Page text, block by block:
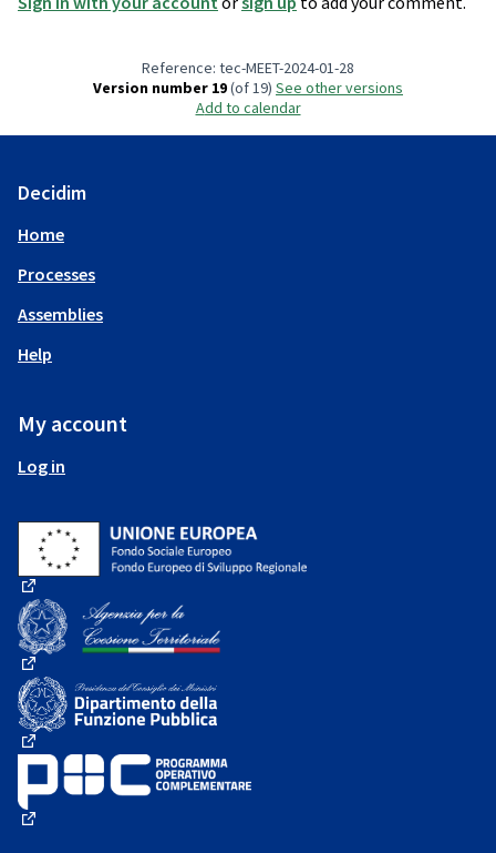
Reference: tec-MEET-2024-01-28
Version number 19(of 19)
see other versions
Add to calendar
Decidim
Home
Processes
Assemblies
Help
My account
Log in
(External link)
(External link)
(External link)